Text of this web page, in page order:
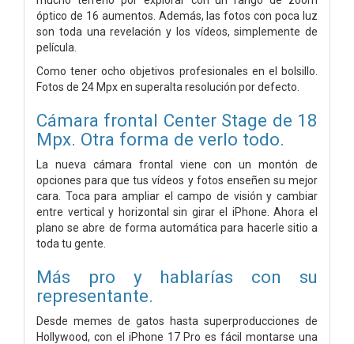
óptico de 16 aumentos. Además, las fotos con poca luz
son toda una revelación y los vídeos, simplemente de
película.
Como tener ocho objetivos profesionales en el bolsillo.
Fotos de 24 Mpx en superalta resolución por defecto.
Cámara frontal Center Stage de 18
Mpx. Otra forma de verlo todo.
La nueva cámara frontal viene con un montón de
opciones para que tus vídeos y fotos enseñen su mejor
cara. Toca para ampliar el campo de visión y cambiar
entre vertical y horizontal sin girar el iPhone. Ahora el
plano se abre de forma automática para hacerle sitio a
toda tu gente.
Más pro y hablarías con su
representante.
Desde memes de gatos hasta superproducciones de
Hollywood, con el iPhone 17 Pro es fácil montarse una